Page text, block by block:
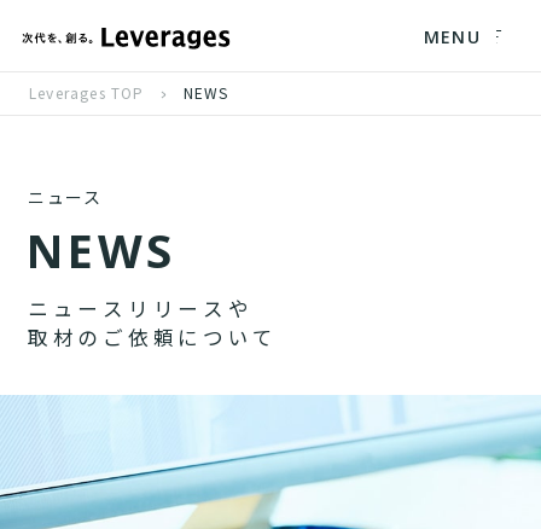
MENU
Leverages TOP NEWS
ニュース
NEWS
ニ ュ ー ス リ リ ー ス や
取 材 の ご 依 頼 に つ い て